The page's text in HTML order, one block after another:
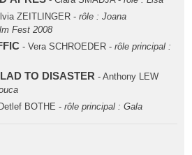
ZEITLINGER - rôle : Joana
Fest 2008
- Vera SCHROEDER - rôle principal :
TO DISASTER - Anthony LEW
BOTHE - rôle principal : Gala